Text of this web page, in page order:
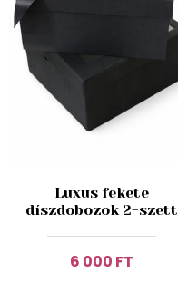
Luxus fekete
díszdobozok 2-szett
6 000 FT